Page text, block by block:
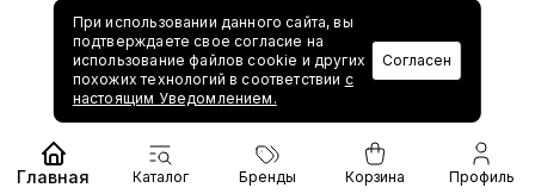
При использовании данного сайта, вы
подтверждаете свое согласие на
использование файлов cookie и других
похожих технологий в соответствии с
настоящим Уведомлением.
Согласен
Главная Каталог Бренды Корзина Профиль